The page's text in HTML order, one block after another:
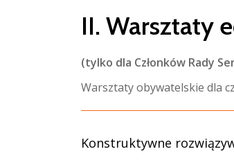
II. Warsztaty
(tylko dla Członków Rady
Warsztaty obywatelskie dla
Konstruktywne